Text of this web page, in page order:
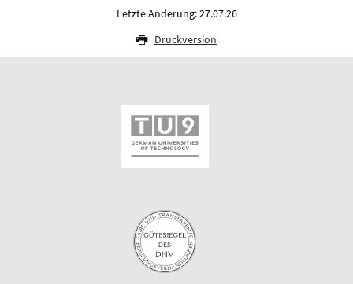
Letzte Änderung: 27.07.26
Druckversion